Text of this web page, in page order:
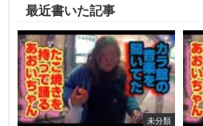
最近書いた記事
未分類